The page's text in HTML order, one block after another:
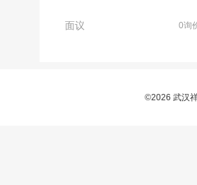
面议 0询
面议 0询
©2026 武汉